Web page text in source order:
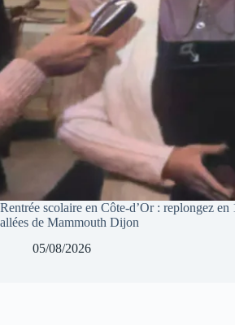
Rentrée scolaire en Côte-d’Or : replongez en
allées de Mammouth Dijon
05/08/2026